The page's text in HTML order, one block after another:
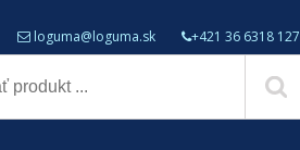
loguma@loguma.sk +421 36 6318 127